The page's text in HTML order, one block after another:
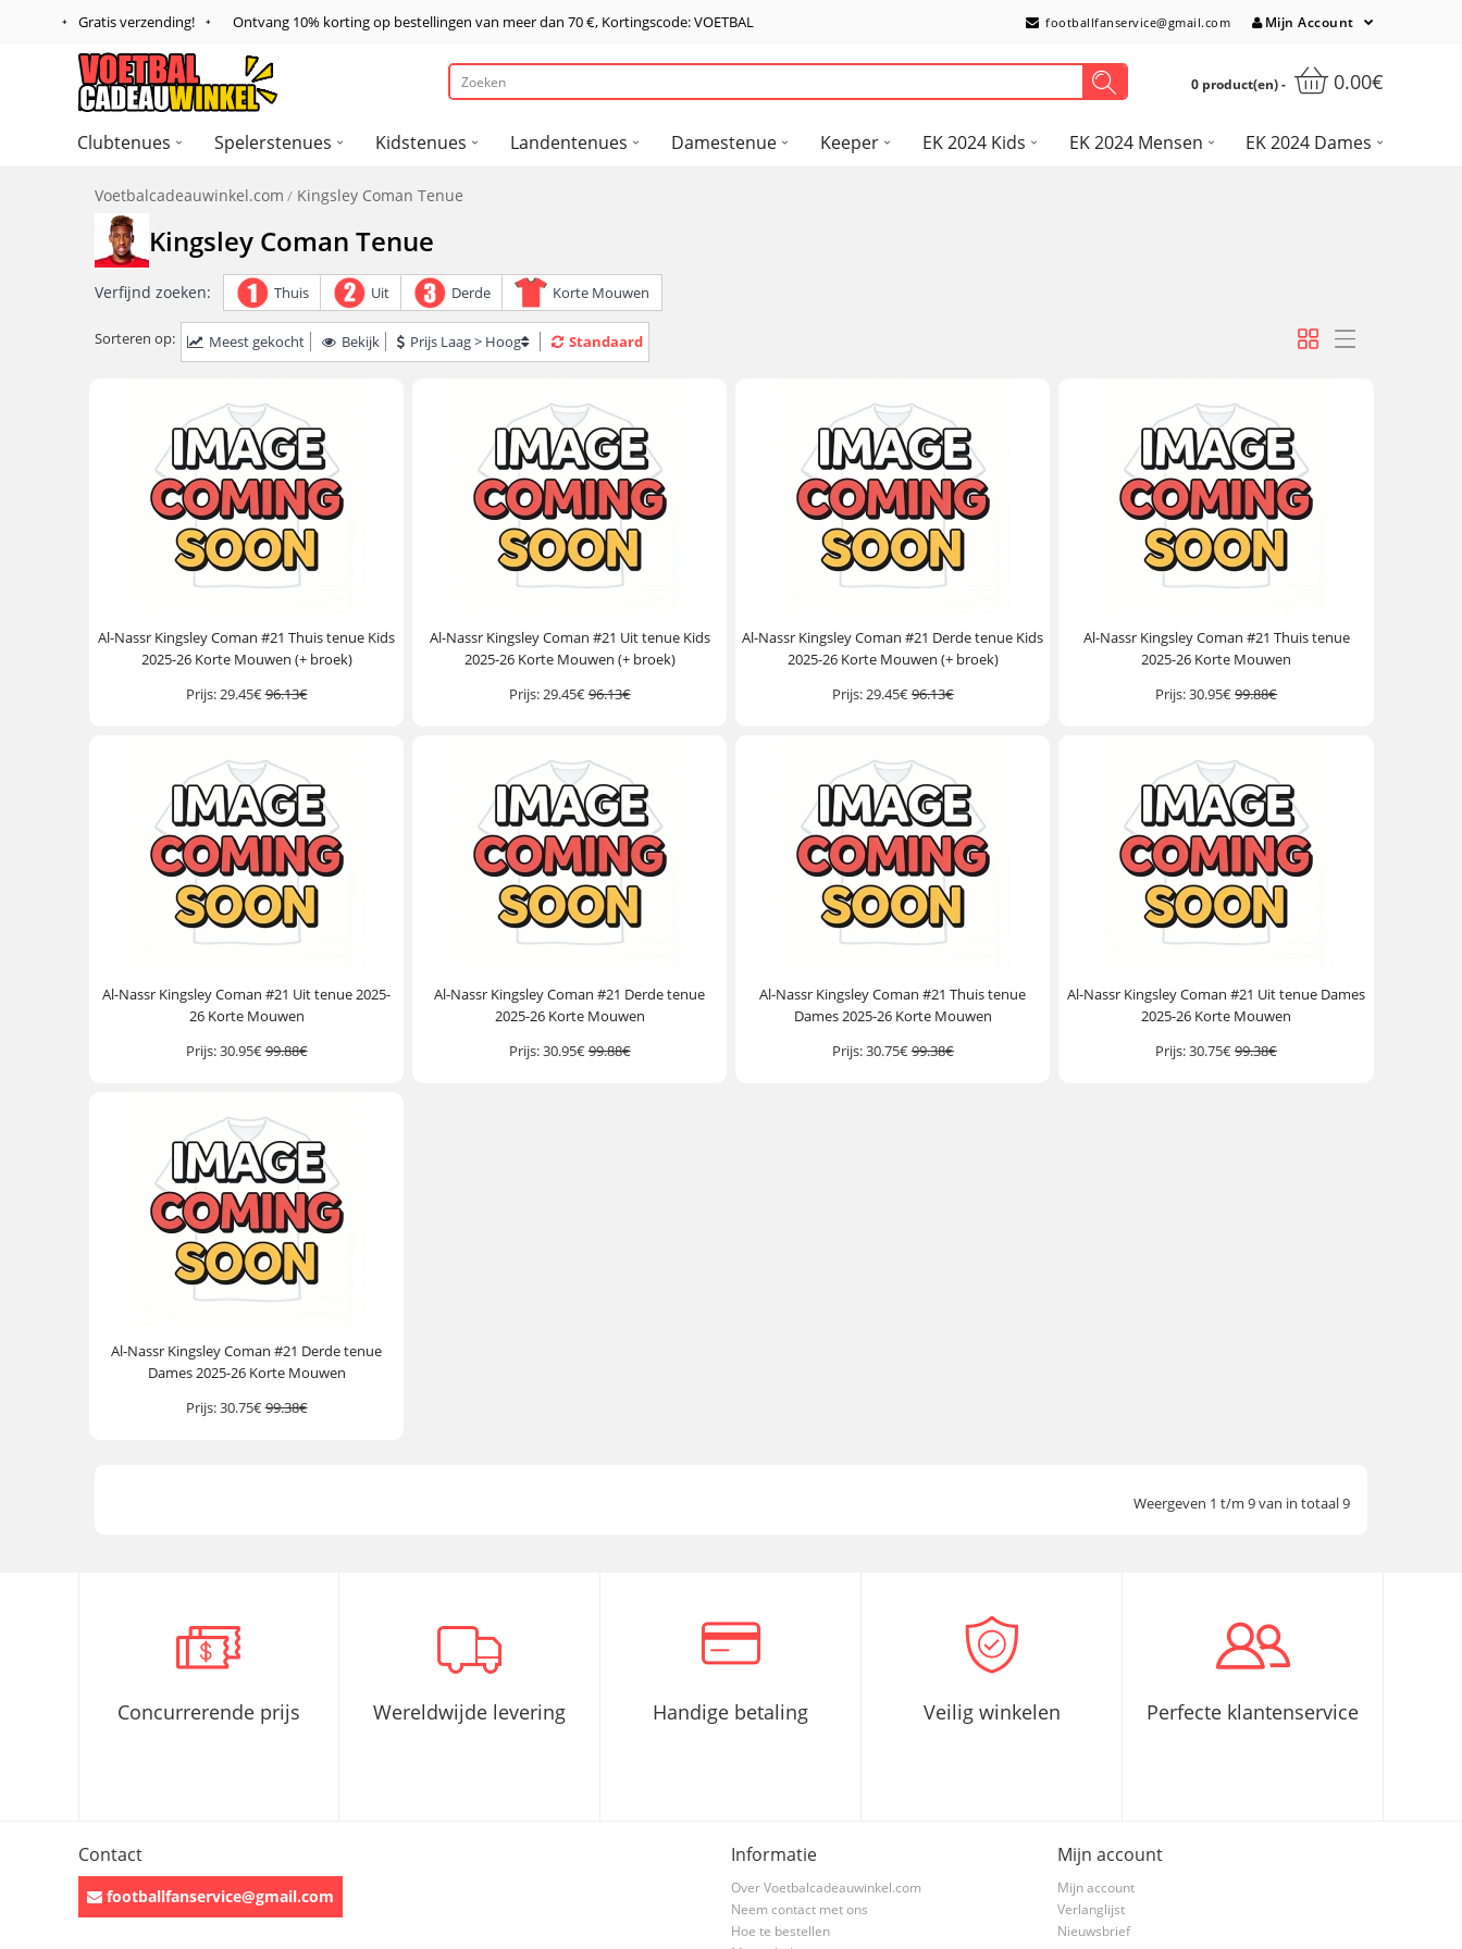
Gratis verzending! Ontvang 10% korting op bestellingen van meer dan 70 €, Kortingscode: VOETBAL footballfanservice@gmail.com Mijn Account
0 product(en) - 0.00€
Clubtenues Spelerstenues Kidstenues Landentenues Damestenue Keeper EK 2024 Kids EK 2024 Mensen EK 2024 Dames
Voetbalcadeauwinkel.com Kingsley Coman Tenue
Kingsley Coman Tenue
Verfijnd zoeken: Thuis Uit Derde Korte Mouwen
Sorteren op: Meest gekocht Bekijk Prijs Laag > Hoog Standaard
Al-Nassr Kingsley Coman #21 Thuis tenue Kids
2025-26 Korte Mouwen (+ broek)
Prijs:29.45€96.13€
Al-Nassr Kingsley Coman #21 Uit tenue Kids
2025-26 Korte Mouwen (+ broek)
Prijs:29.45€96.13€
Al-Nassr Kingsley Coman #21 Derde tenue Kids
2025-26 Korte Mouwen (+ broek)
Prijs:29.45€96.13€
Al-Nassr Kingsley Coman #21 Thuis tenue
2025-26 Korte Mouwen
Prijs:30.95€99.88€
Al-Nassr Kingsley Coman #21 Uit tenue 2025-
26 Korte Mouwen
Prijs:30.95€99.88€
Al-Nassr Kingsley Coman #21 Derde tenue
2025-26 Korte Mouwen
Prijs:30.95€99.88€
Al-Nassr Kingsley Coman #21 Thuis tenue
Dames 2025-26 Korte Mouwen
Prijs:30.75€99.38€
Al-Nassr Kingsley Coman #21 Uit tenue Dames
2025-26 Korte Mouwen
Prijs:30.75€99.38€
Al-Nassr Kingsley Coman #21 Derde tenue
Dames 2025-26 Korte Mouwen
Prijs:30.75€99.38€
Weergeven 1 t/m 9 van in totaal 9
Concurrerende prijs Wereldwijde levering Handige betaling Veilig winkelen Perfecte klantenservice
Contact
footballfanservice@gmail.com
Informatie
Over Voetbalcadeauwinkel.com
Neem contact met ons
Hoe te bestellen
Mijn account
Mijn account
Verlanglijst
Nieuwsbrief